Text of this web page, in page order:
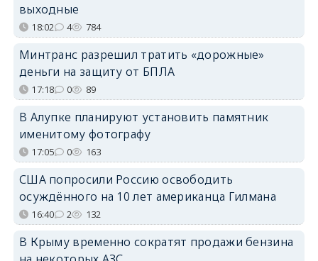
выходные
18:02 4 784
Минтранс разрешил тратить «дорожные»
деньги на защиту от БПЛА
17:18 0 89
В Алупке планируют установить памятник
именитому фотографу
17:05 0 163
США попросили Россию освободить
осуждённого на 10 лет американца Гилмана
16:40 2 132
В Крыму временно сократят продажи бензина